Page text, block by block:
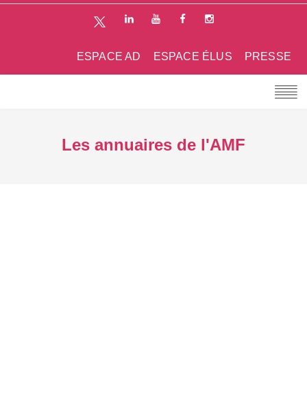
PRESSE
ESPACE ÉLUS
ESPACE AD
Les annuaires de l'AMF